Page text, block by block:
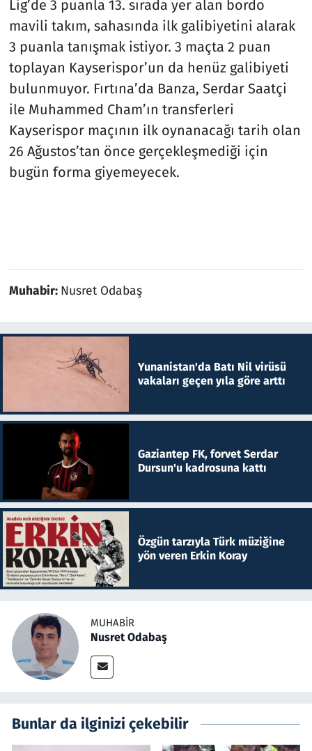
Lig’de 3 puanla 13. sırada yer alan bordo
mavili takım, sahasında ilk galibiyetini alarak
3 puanla tanışmak istiyor. 3 maçta 2 puan
toplayan Kayserispor’un da henüz galibiyeti
bulunmuyor. Fırtına’da Banza, Serdar Saatçi
ile Muhammed Cham’ın transferleri
Kayserispor maçının ilk oynanacağı tarih olan
26 Ağustos’tan önce gerçekleşmediği için
bugün forma giyemeyecek.
Muhabir: Nusret Odabaş
Yunanistan'da Batı Nil virüsü
vakaları geçen yıla göre arttı
Gaziantep FK, forvet Serdar
Dursun'u kadrosuna kattı
Özgün tarzıyla Türk müziğine
yön veren Erkin Koray
MUHABIR
Nusret Odabaş
Bunlar da ilginizi çekebilir
Spor
Teknoloji ve Bilim
Televizyon